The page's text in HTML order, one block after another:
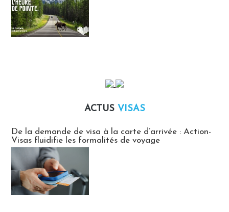
ACTUS VISAS
De la demande de visa à la carte d’arrivée : Action-
Visas fluidifie les formalités de voyage